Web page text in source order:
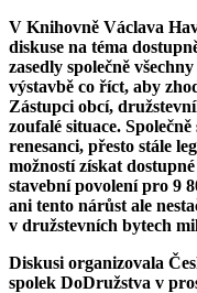
V Knihovně Václava
diskuse na téma
zasedly společně
výstavbě co říct, aby
Zástupci obcí,
zoufalé situace.
renesanci, přesto stále
možností získat
stavební povolení pro 9
ani tento nárůst ale
v družstevních bytech
Diskusi organizovala
spolek DoDružstva v